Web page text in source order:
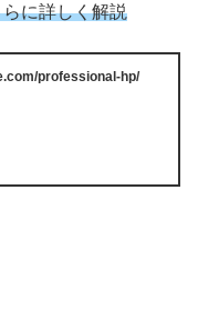
に詳しく解説
professional-hp/